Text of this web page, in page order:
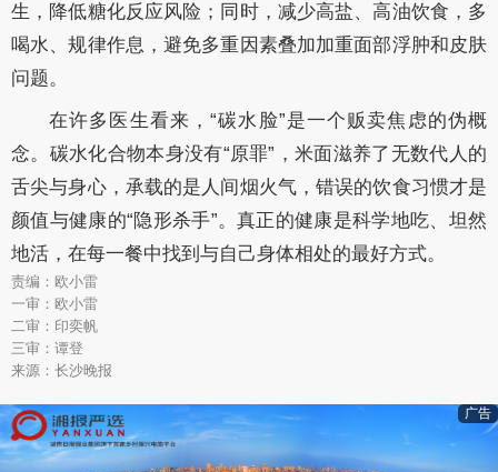
生，降低糖化反应风险；同时，减少高盐、高油饮食，多
喝水、规律作息，避免多重因素叠加加重面部浮肿和皮肤
问题。
在许多医生看来，“碳水脸”是一个贩卖焦虑的伪概
念。碳水化合物本身没有“原罪”，米面滋养了无数代人的
舌尖与身心，承载的是人间烟火气，错误的饮食习惯才是
颜值与健康的“隐形杀手”。真正的健康是科学地吃、坦然
地活，在每一餐中找到与自己身体相处的最好方式。
责编：欧小雷
一审：欧小雷
二审：印奕帆
三审：谭登
来源：长沙晚报
广告